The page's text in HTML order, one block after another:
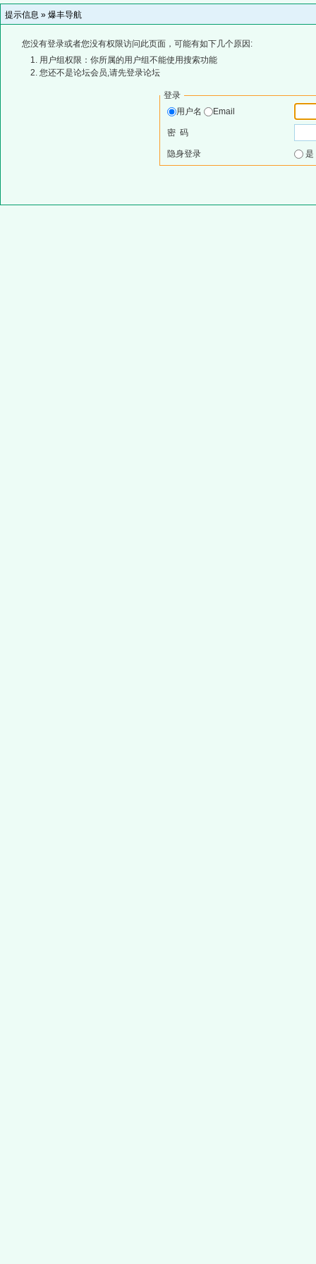
提示信息 » 爆丰导航
您没有登录或者您没有权限访问此页面，可能有如下几个原因:
用户组权限：你所属的用户组不能使用搜索功能
您还不是论坛会员,请先登录论坛
登录
用户名
Email
密 码
隐身登录